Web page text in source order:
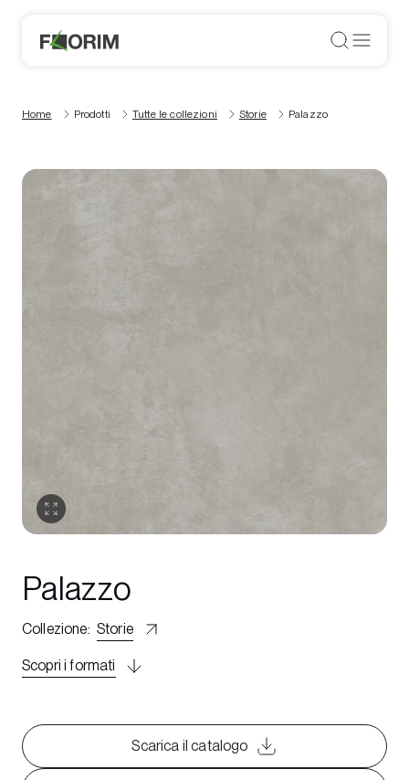
Home Prodotti Tutte le collezioni Storie Palazzo
Palazzo
Collezione: Storie
Scopri i formati
Scarica il catalogo